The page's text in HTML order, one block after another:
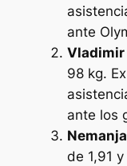
ante
Vladimir
98 kg.
ante los
de 1,91